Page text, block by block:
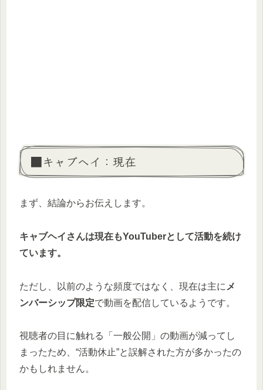
■キャブヘイ：現在
まず、結論からお伝えします。
キャブヘイさんは現在もYouTuberとして活動を続け
ています。
ただし、以前のような頻度ではなく、現在は主に メ
ンバーシップ限定で動画を配信しているようです。
視聴者の目に触れる「一般公開」の動画が減ってし
まったため、“活動休止”と誤解された方が多かったの
かもしれません。